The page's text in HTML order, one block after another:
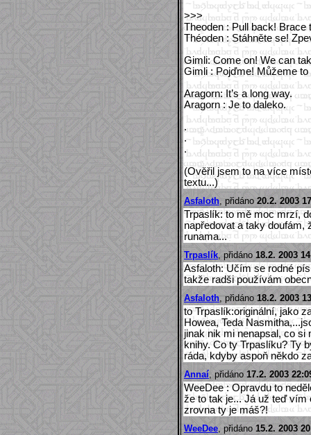
>>>
Theoden : Pull back! Brace
Théoden : Stáhněte se!
Gimli: Come on! We can
Gimli : Pojďme! Můžeme
Aragorn: It’s a long way.
Aragorn : Je to daleko.
.
.
.
(Ověřil jsem to na více
textu...)
Asfaloth , přidáno 20.2. 2003
Trpaslík: to mě moc mrzí,
napředovat a taky doufám,
runama...
Trpaslík , přidáno 18.2. 2003
Asfaloth: Učím se rodné
takže radši používám
Asfaloth , přidáno 18.2. 2003
to Trpaslík:originální, jako
Howea, Teda
jinak nik mi nenapsal, co
knihy. Co ty Trpaslíku? Ty
ráda, kdyby aspoň někdo
Annaí , přidáno 17.2. 2003
WeeDee : Opravdu to
že to tak je... Já už teď
zrovna ty je máš?!
WeeDee , přidáno 15.2. 2003